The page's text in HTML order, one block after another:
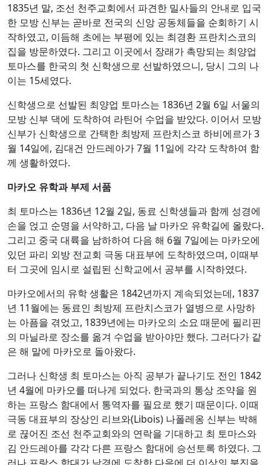
1835년 말, 조선 천주교회에서 파견한 밀사들의 안내로 입국
한 모방 신부는 곧바로 전국의 신앙 공동체들을 순회하기 시
작하였고, 이듬해 초에는 부평에 있는 최경환 프란치스코의
집을 방문하였다. 그리고 이곳에서 장래가 촉망되는 최양업
토마스를 한국의 첫 신학생으로 선발하였으니, 당시 그의 나
이는 15세였다.
신학생으로 선발된 최양업 토마스는 1836년 2월 6일 서울의
모방 신부 댁에 도착하여 라틴어 수업을 받았다. 이어서 모방
신부가 신학생으로 간택한 최방제 프란치스코 하비에르가 3
월 14일에, 김대건 안드레아가 7월 11일에 각각 도착하여 함
께 생활하였다.
마카오 유학과 부제 서품
최 토마스는 1836년 12월 2일, 동료 신학생들과 함께 성경에
손을 얹고 순명을 서약하고, 다음 날 마카오 유학길에 올랐다.
그리고 중국 대륙을 남하하여 다음 해 6월 7일에는 마카오에
있던 파리 외방 전교회 극동 대표부에 도착하였으며, 이때부
터 그곳에 임시로 설립된 신학교에서 공부를 시작하였다.
마카오에서의 유학 생활은 1842년까지 계속되었는데, 1837
년 11월에는 동료인 최방제 프란치스코가 열병으로 사망하
는 아픔을 겪었고, 1839년에는 마카오의 소요 때문에 필리핀
의 마닐라로 장소를 옮겨 수업을 받아야만 했다. 그러다가 같
은 해 말에 마카오로 돌아왔다.
그러나 신학생 최 토마스는 아직 공부가 끝나기도 전인 1842
년 4월에 마카오를 떠나게 되었다. 한국과의 통상 조약을 원
하는 프랑스 함대에서 통역자를 필요로 했기 때문이다. 이때
극동 대표부의 장상인 리브와(Libois) 나폴레옹 신부는 박해
로 끊어진 조선 천주교회와의 연락을 기대하고 최 토마스와
김 안드레아를 각각 다른 프랑스 함대에 승선토록 하였다. 그